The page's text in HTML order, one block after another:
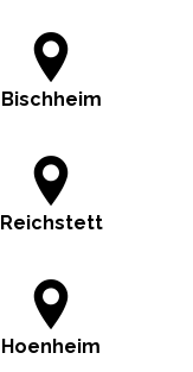
Bischheim
Reichstett
Hoenheim